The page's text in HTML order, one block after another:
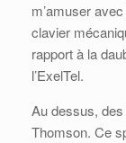
m’amuser
clavier
rapport à la
l’ExelTel.
Au dessus,
Thomson. Ce